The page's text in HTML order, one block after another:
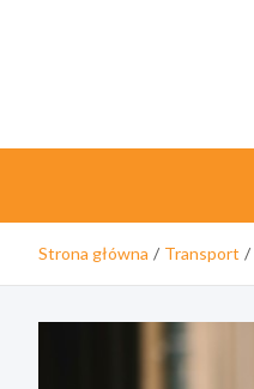
Strona główna Transport